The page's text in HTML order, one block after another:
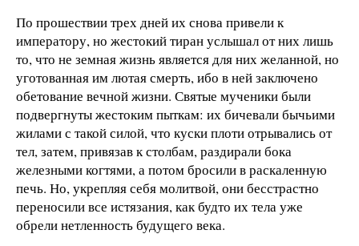
По прошествии трех дней их снова привели к
императо­ру, но жестокий тиран услышал от них лишь
то, что не зем­ная жизнь является для них желанной, но
уготованная им лютая смерть, ибо в ней заключено
обетование вечной жиз­ни. Святые мученики были
подвергнуты жестоким пыткам: их бичевали бычьими
жилами с такой силой, что куски пло­ти отрывались от
тел, затем, привязав к столбам, раздирали бока
железными когтями, а потом бросили в раскаленную
печь. Но, укрепляя себя молитвой, они бесстрастно
пере­носили все истязания, как будто их тела уже
обрели нетленность будущего века.